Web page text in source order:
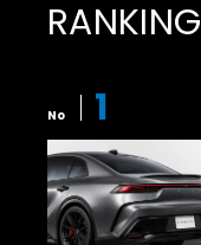
RANKING
No 1